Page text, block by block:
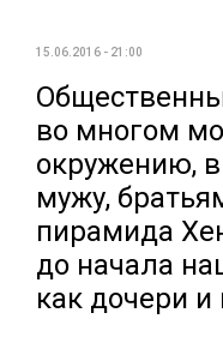
15.06.2016 - 21:00
во многом
окружению, в
мужу,
пирамида
до начала
как дочери